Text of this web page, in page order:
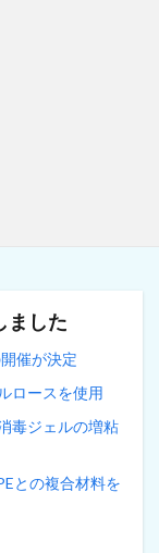
ました
催が決定
ロースを使用
毒ジェルの増粘
との複合材料を